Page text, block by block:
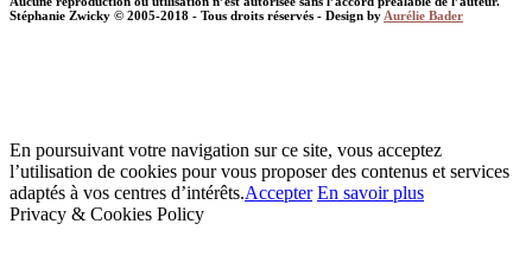
Stéphanie Zwicky © 2005-2018 - Tous droits réservés - Design by Aurélie Bader
En poursuivant votre navigation sur ce site, vous acceptez
l’utilisation de cookies pour vous proposer des contenus et services
adaptés à vos centres d’intérêts.Accepter En savoir plus
Privacy & Cookies Policy